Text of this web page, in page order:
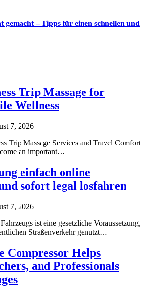
gemacht – Tipps für einen schnellen und
Trip Massage for
Wellness
7, 2026
Trip Massage Services and Travel Comfort
an important…
einfach online
sofort legal losfahren
7, 2026
ist eine gesetzliche Voraussetzung,
Straßenverkehr genutzt…
Compressor Helps
and Professionals